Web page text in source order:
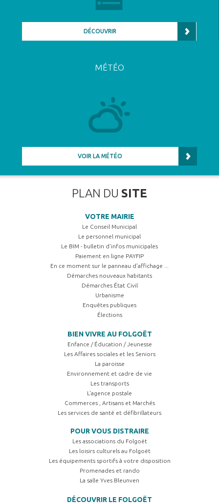
DÉCOUVRIR
MÉTÉO
VOIR LA MÉTÉO
PLAN DU SITE
VOTRE MAIRIE
Le Conseil Municipal
Le personnel municipal
Le BIM - bulletin d'infos municipales
Paiement en ligne PAYFIP
En ce moment sur le panneau d'affichage ...
Démarches nouveaux habitants
Démarches État Civil
Urbanisme
Enquêtes publiques
Élections
BIEN VIVRE AU FOLGOËT
Enfance / Éducation / Jeunesse
Les Affaires sociales et les Seniors
La paroisse
Environnement et cadre de vie
Les transports
L'agence postale
Commerces , Artisans et Marchés
Les services de santé et défibrillateurs
POUR VOUS DISTRAIRE
Les associations du Folgoët
Les loisirs culturels au Folgoët
Les équipements sportifs à votre disposition
Promenades et rando
La salle Yves Bleunven
DÉCOUVRIR LE FOLGOËT